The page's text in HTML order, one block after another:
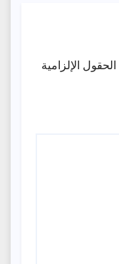
الحقول الإلزامية